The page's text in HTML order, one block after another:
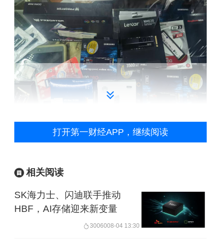
9月达成的新劳资协议。随着该公司去年
业绩快速增长，市场预测基于去年营业
利润的员工绩效奖金总额已有所提高。
打开第一财经APP，继续阅读
相关阅读
SK海力士、闪迪联手推动
HBF，AI存储迎来新变量
3006008-04 13:30